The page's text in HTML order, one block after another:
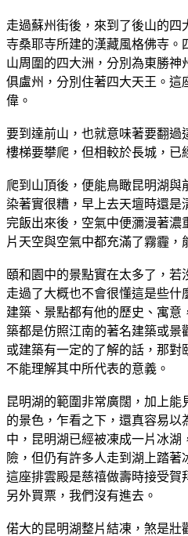
走過蘇州街後，來到了後山的
寺桑耶寺所建的漢藏風格佛寺。
山周圍的四大洲，分別為東勝神
俱盧州，分別住著四大天王。這
偉。
要到達前山，也就意味著要翻過
樓梯要攀爬，但相較於長城，已
爬到山頂後，便能鳥瞰昆明湖
染著實很糟，早上去天壇時還
完飯出來後，空氣中便瀰漫著濃
片天空與空氣中都充滿了霧霾，
頤和園中的景點實在太多了，若
走過了大概也不會很懂這是些
建築、景點都有他的歷史、寓
築都是仿照江南的著名建築或景
或建築有一定的了解的話，那
不能理解其中所代表的意義。
昆明湖的範圍非常廣闊，加上
的景色，乍看之下，還真容易
中，昆明湖已經被凍成一片冰
險，但仍有許多人走到湖上踏著
這座排雲殿是慈禧做壽時接受賀
另外買票，我們沒有進去。
偌大的昆明湖整片結凍，煞是壯